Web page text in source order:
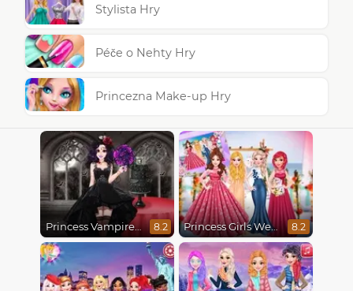
Stylista Hry
Péče o Nehty Hry
Princezna Make-up Hry
Princess Vampire Wedding Makeover 8.2 Princess Girls Wedding Trip 8.2